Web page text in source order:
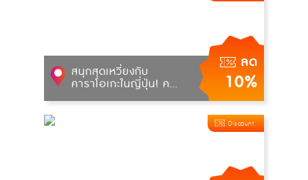
ลด
10%
สนุกสุดเหวี่ยงกับ
คาราโอเกะในญี่ปุ่น! ค...
Discount